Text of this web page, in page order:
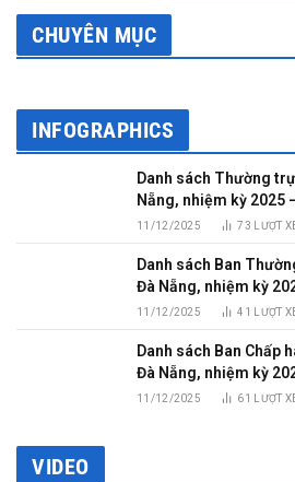
CHUYÊN MỤC
INFOGRAPHICS
Danh sách Thường
Nẵng, nhiệm kỳ 2025
11/12/2025 73 LƯỢT
Danh sách Ban
Đà Nẵng, nhiệm kỳ
11/12/2025 41 LƯỢT
Danh sách Ban Chấp
Đà Nẵng, nhiệm kỳ
11/12/2025 61 LƯỢT
VIDEO